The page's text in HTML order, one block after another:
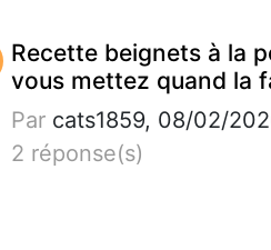
Recette beignets à la
vous mettez quand la
Parcats1859, 08/02/
2 réponse(s)